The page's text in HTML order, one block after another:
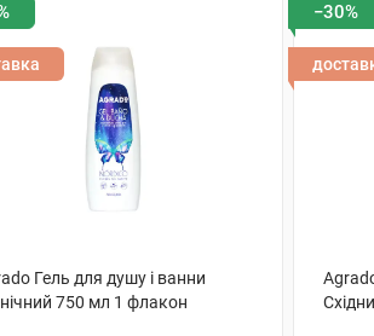
Гель для душу і ванни
750 мл 1 флакон
−30%